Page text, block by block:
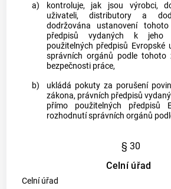
a)
kontroluje, jak jsou výrobci,
uživateli, distributory a
dodržována ustanovení
předpisů vydaných k jeho
použitelných předpisů Evropské
správních orgánů podle tohoto
bezpečnosti práce,
b)
ukládá pokuty za porušení
zákona, právních předpisů
přímo použitelných předpisů
rozhodnutí správních orgánů
§ 30
Celní úřad
Celní úřad